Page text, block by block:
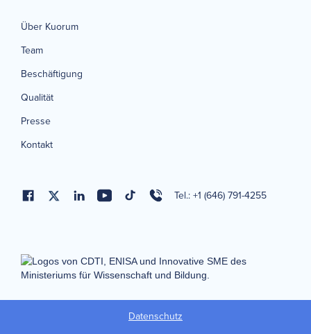
Über Kuorum
Team
Beschäftigung
Qualität
Presse
Kontakt
Tel.: +1 (646) 791-4255
Datenschutz